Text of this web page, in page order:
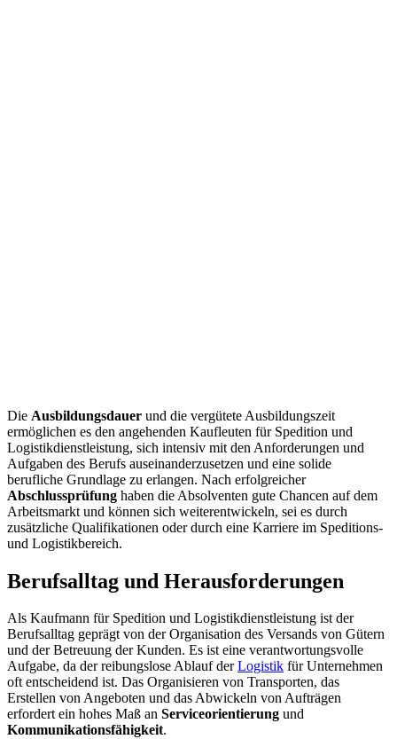
Die Ausbildungsdauer und die vergütete Ausbildungszeit
ermöglichen es den angehenden Kaufleuten für Spedition und
Logistikdienstleistung, sich intensiv mit den Anforderungen und
Aufgaben des Berufs auseinanderzusetzen und eine solide
berufliche Grundlage zu erlangen. Nach erfolgreicher
Abschlussprüfung haben die Absolventen gute Chancen auf dem
Arbeitsmarkt und können sich weiterentwickeln, sei es durch
zusätzliche Qualifikationen oder durch eine Karriere im Speditions-
und Logistikbereich.
Berufsalltag und Herausforderungen
Als Kaufmann für Spedition und Logistikdienstleistung ist der
Berufsalltag geprägt von der Organisation des Versands von Gütern
und der Betreuung der Kunden. Es ist eine verantwortungsvolle
Aufgabe, da der reibungslose Ablauf derLogistik für Unternehmen
oft entscheidend ist. Das Organisieren von Transporten, das
Erstellen von Angeboten und das Abwickeln von Aufträgen
erfordert ein hohes Maß an Serviceorientierung und
Kommunikationsfähigkeit.